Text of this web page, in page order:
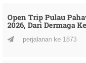
Open Trip Pulau
2026, Dari Dermaga
perjalanan ke 1873